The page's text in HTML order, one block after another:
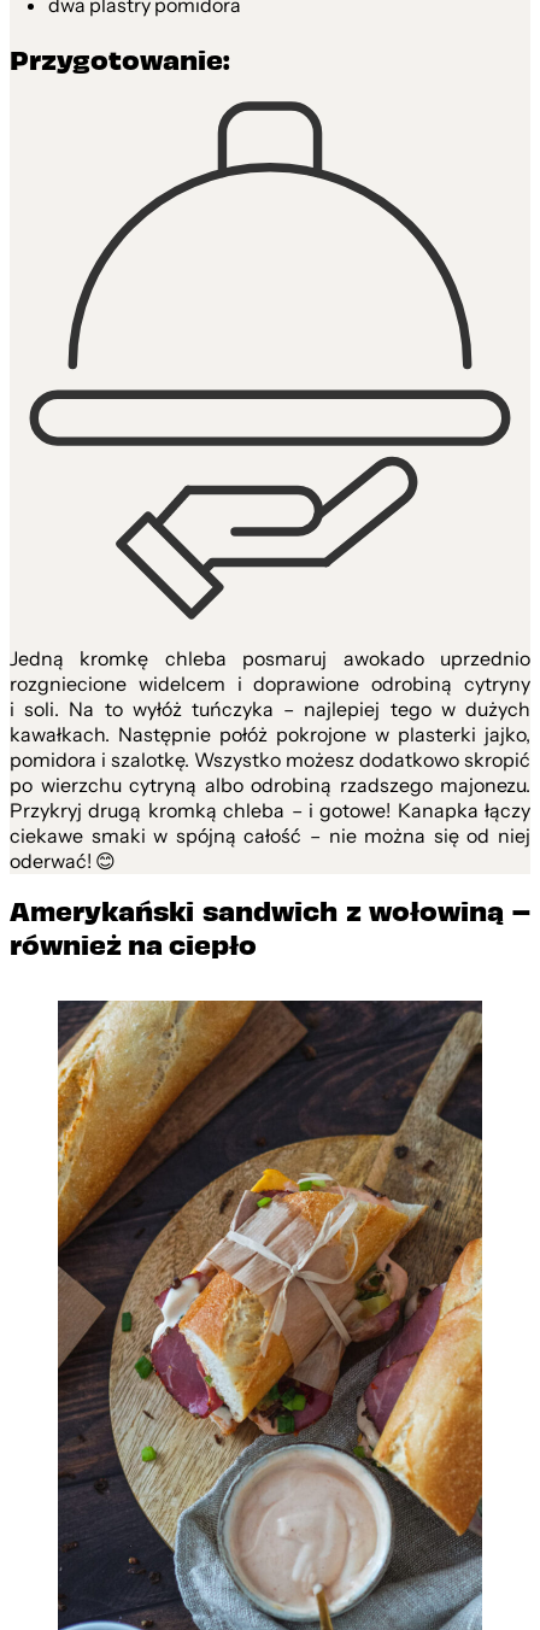
dwa plastry pomidora
Przygotowanie:
Jedną kromkę chleba posmaruj awokado uprzednio
rozgniecione widelcem i doprawione odrobiną cytryny
i soli. Na to wyłóż tuńczyka – najlepiej tego w dużych
kawałkach. Następnie połóż pokrojone w plasterki jajko,
pomidora i szalotkę. Wszystko możesz dodatkowo skropić
po wierzchu cytryną albo odrobiną rzadszego majonezu.
Przykryj drugą kromką chleba – i gotowe! Kanapka łączy
ciekawe smaki w spójną całość – nie można się od niej
oderwać! 😊
Amerykański sandwich z wołowiną –
również na ciepło